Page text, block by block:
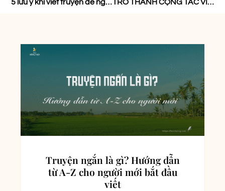
5 lưu ý khi viết truyện để người đọc đồng cảm TRỞ THÀNH CỘNG TÁC VIÊN VIẾT TẢN (Những bước chân đầu tiên)
Truyện ngắn là gì? Hướng dẫn
từ A-Z cho người mới bắt đầu
viết